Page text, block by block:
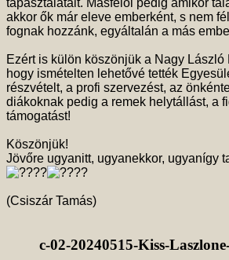
akkor ők már eleve emberként, s nem
fognak hozzánk, egyáltalán a más
Ezért is külön köszönjük a Nagy László
hogy ismételten lehetővé tették
részvételt, a profi szervezést, az
diákoknak pedig a remek helytállást, a
támogatást!
Köszönjük!
Jövőre ugyanitt, ugyanekkor, ugyanígy
(Csiszár Tamás)
c-02-20240515-Kiss-